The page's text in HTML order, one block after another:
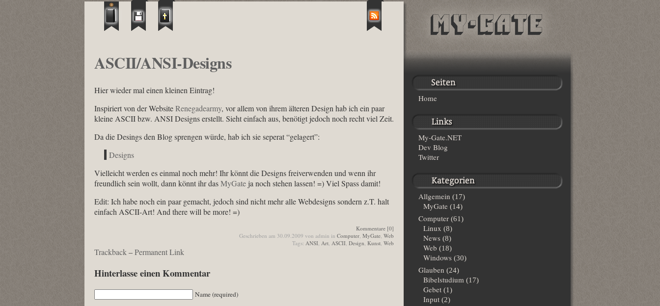
ASCII/ANSI-Designs
Hier wieder mal einen kleinen Eintrag!
Inspiriert von der WebsiteRenegadearmy, vor allem von ihrem älteren Design hab ich ein paar
kleine ASCII bzw. ANSI Designs erstellt. Sieht einfach aus, benötigt jedoch noch recht viel Zeit.
Da die Desings den Blog sprengen würde, hab ich sie seperat “gelagert”:
Designs
Vielleicht werden es einmal noch mehr! Ihr könnt die Designs freiverwenden und wenn ihr
freundlich sein wollt, dann könnt ihr dasMyGate ja noch stehen lassen! =) Viel Spass damit!
Edit: Ich habe noch ein paar gemacht, jedoch sind nicht mehr alle Webdesigns sondern z.T. halt
einfach ASCII-Art! And there will be more! =)
Kommentare [0]
Geschrieben am 30.09.2009 von admin in Computer MyGate Web
Tags: ANSI Art ASCII Design Kunst Web
Trackback–Permanent Link
Hinterlasse einen Kommentar
Name (required)
Home
My-Gate.NET
Dev Blog
Twitter
Allgemein (17)
MyGate (14)
Computer (61)
Linux (8)
News (8)
Web (18)
Windows (30)
Glauben (24)
Bibelstudium (17)
Gebet (1)
Input (2)